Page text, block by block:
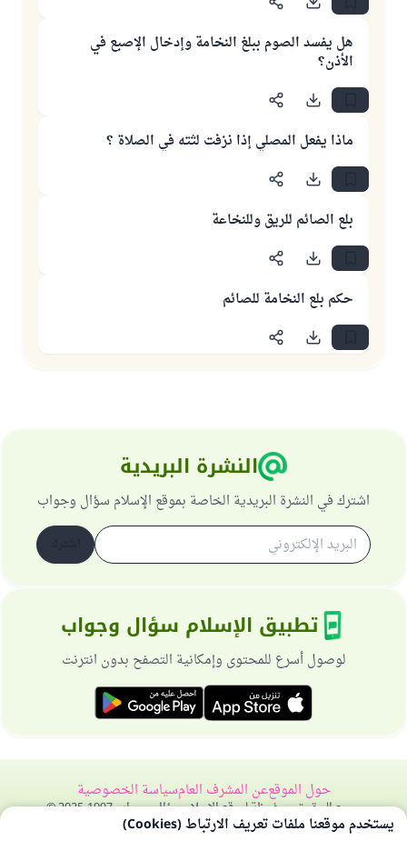
هل يفسد الصوم ببلغ النخامة وإدخال الإصبع في
الأذن؟
ماذا يفعل المصلي إذا نزفت لثته في الصلاة ؟
بلع الصائم للريق وللنخاعة
حكم بلع النخامة للصائم
النشرة البريدية
اشترك في النشرة البريدية الخاصة بموقع الإسلام سؤال وجواب
تطبيق الإسلام سؤال وجواب
لوصول أسرع للمحتوى وإمكانية التصفح بدون انترنت
حول الموقععن المشرف العامسياسة الخصوصية
جميع الحقوق محفوظة لموقع الإسلام سؤال وجواب 1997-2025 ©
يستخدم موقعنا ملفات تعريف الارتباط (Cookies)